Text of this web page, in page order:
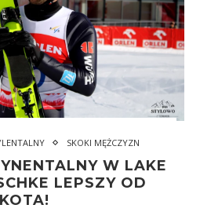
SKOKI MĘŻCZYZN
W LAKE
LEPSZY OD
KOTA!